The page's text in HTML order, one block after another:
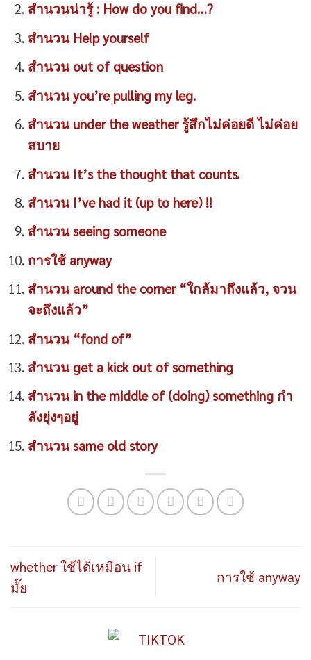
สำนวนน่ารู้ : How do you find…?
สำนวน Help yourself
สำนวน out of question
สำนวน you’re pulling my leg.
สำนวน under the weather รู้สึกไม่ค่อยดี ไม่ค่อย
สบาย
สำนวน It’s the thought that counts.
สำนวน I’ve had it (up to here) !!
สำนวน seeing someone
การใช้ anyway
สำนวน around the corner “ใกล้มาถึงแล้ว, จวน
จะถึงแล้ว”
สำนวน “fond of”
สำนวน get a kick out of something
สำนวน in the middle of (doing) something กำ
ลังยุ่งๆอยู่
สำนวน same old story
whether ใช้ได้เหมือน if
มั๊ย
การใช้ anyway